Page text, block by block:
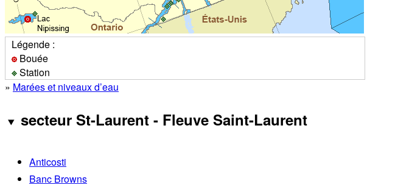
Légende :
Bouée
Station
» Marées et niveaux d’eau
secteur St-Laurent - Fleuve Saint-Laurent
Anticosti
Banc Browns